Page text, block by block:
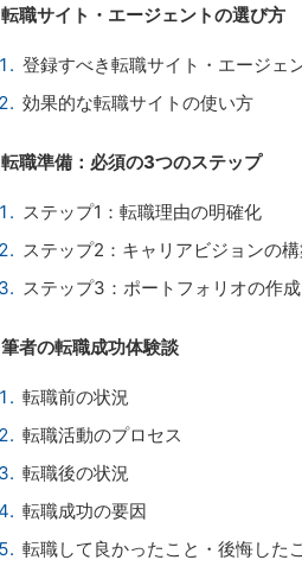
転職サイト・エージェントの選び方
登録すべき転職サイト・エージェ
効果的な転職サイトの使い方
転職準備：必須の3つのステップ
ステップ1：転職理由の明確化
ステップ2：キャリアビジョンの
ステップ3：ポートフォリオの作成
筆者の転職成功体験談
転職前の状況
転職活動のプロセス
転職後の状況
転職成功の要因
転職して良かったこと・後悔した